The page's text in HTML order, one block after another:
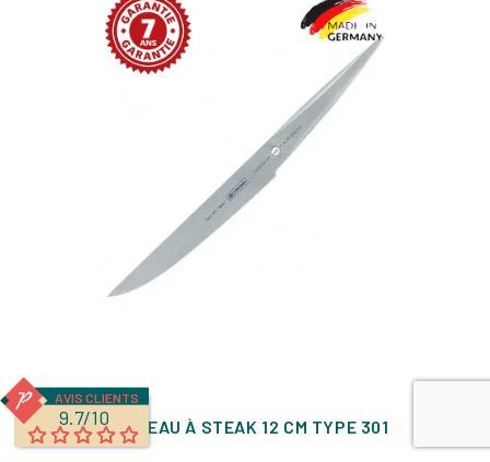
COUTEAU À STEAK 12 CM TYPE 301
AVIS CLIENTS
9.7/10